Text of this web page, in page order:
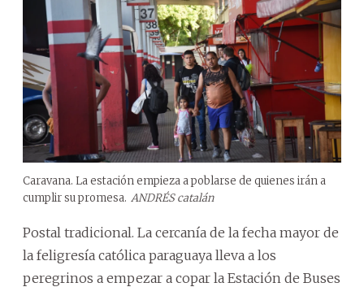
Caravana. La estación empieza a poblarse de quienes irán a
cumplir su promesa. ANDRÉS catalán
Postal tradicional. La cercanía de la fecha mayor de
la feligresía católica paraguaya lleva a los
peregrinos a empezar a copar la Estación de Buses